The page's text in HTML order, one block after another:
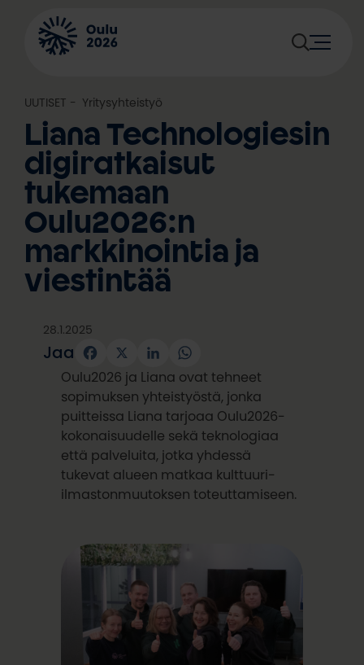
sisältöön
UUTISET Yritysyhteistyö
Liana Technologiesin
digiratkaisut
tukemaan
Oulu2026:n
markkinointia ja
viestintää
28.1.2025
Jaa Facebook
X LinkedInWhatsApp
Oulu2026 ja Liana ovat tehneet
sopimuksen yhteistyöstä, jonka
puitteissa Liana tarjoaa Oulu2026-
kokonaisuudelle sekä teknologiaa
että palveluita, jotka yhdessä
tukevat alueen matkaa kulttuuri-
ilmastonmuutoksen toteuttamiseen.